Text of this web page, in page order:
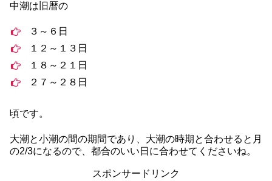
中潮は旧暦の
３～６日
１２～１３日
１８～２１日
２７～２８日
頃です。
大潮と小潮の間の期間であり、大潮の時期と合わせると月
の2/3になるので、都合のいい日に合わせてくださいね。
スポンサードリンク